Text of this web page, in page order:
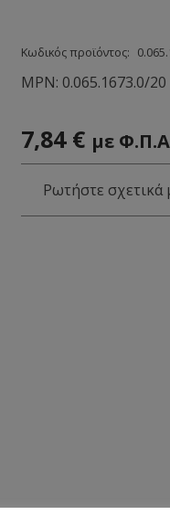
Κωδικός προϊόντος:
MPN: 0.065.1673.0/20
7,84 € με
Ρωτήστε σχετικά